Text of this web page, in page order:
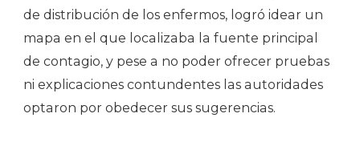
de distribución de los enfermos, logró idear un
mapa en el que localizaba la fuente principal
de contagio, y pese a no poder ofrecer pruebas
ni explicaciones contundentes las autoridades
optaron por obedecer sus sugerencias.